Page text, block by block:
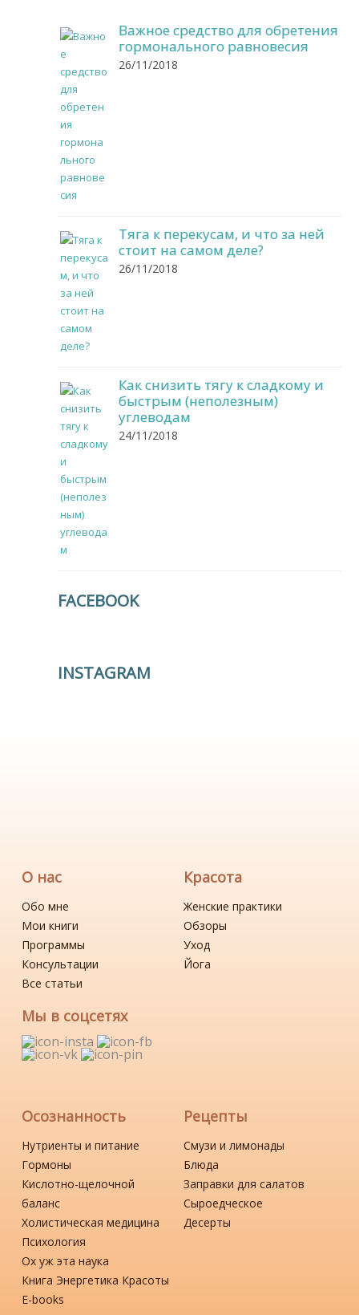
Важное средство для обретения
гормонального равновесия
26/11/2018
Тяга к перекусам, и что за ней
стоит на самом деле?
26/11/2018
Как снизить тягу к сладкому и
быстрым (неполезным)
углеводам
24/11/2018
FACEBOOK
INSTAGRAM
О нас
Обо мне
Мои книги
Программы
Консультации
Все статьи
Мы в соцсетях
Красота
Женские практики
Обзоры
Уход
Йога
Осознанность
Нутриенты и питание
Гормоны
Кислотно-щелочной
баланс
Холистическая медицина
Психология
Ох уж эта наука
Книга Энергетика Красоты
Е-books
Рецепты
Смузи и лимонады
Блюда
Заправки для салатов
Сыроедческое
Десерты